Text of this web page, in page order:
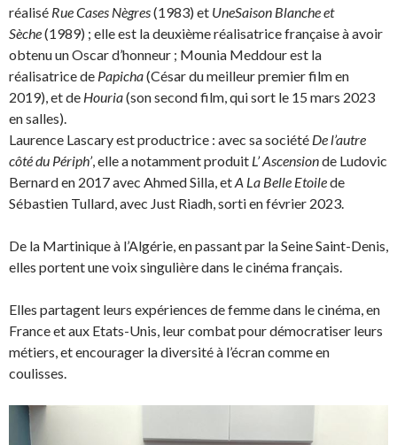
réalisé Rue Cases Nègres(1983) et UneSaison Blanche et
Sèche(1989) ; elle est la deuxième réalisatrice française à avoir
obtenu un Oscar d’honneur ; Mounia Meddour est la
réalisatrice de Papicha(César du meilleur premier film en
2019), et de Houria(son second film, qui sort le 15 mars 2023
en salles).
Laurence Lascary est productrice : avec sa société De l’autre
côté du Périph’, elle a notamment produit L’ Ascensionde Ludovic
Bernard en 2017 avec Ahmed Silla, etA La Belle Etoilede
Sébastien Tullard, avec Just Riadh, sorti en février 2023.
De la Martinique à l’Algérie, en passant par la Seine Saint-Denis,
elles portent une voix singulière dans le cinéma français.
Elles partagent leurs expériences de femme dans le cinéma, en
France et aux Etats-Unis, leur combat pour démocratiser leurs
métiers, et encourager la diversité à l’écran comme en
coulisses.